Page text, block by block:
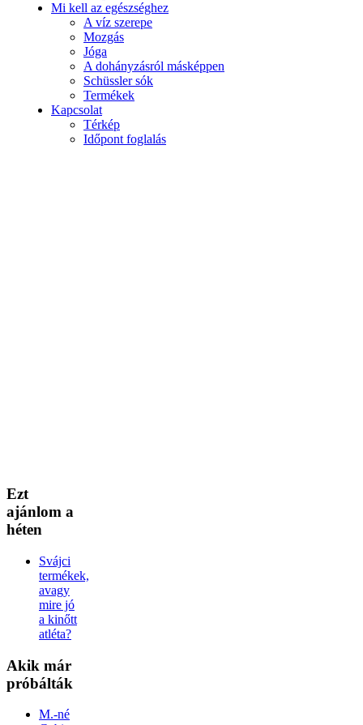
Mi kell az egészséghez
A víz szerepe
Mozgás
Jóga
A dohányzásról másképpen
Schüssler sók
Termékek
Kapcsolat
Térkép
Időpont foglalás
Ezt
ajánlom a
héten
Svájci
termékek,
avagy
mire jó
a kinőtt
atléta?
Akik már
próbálták
M.-né